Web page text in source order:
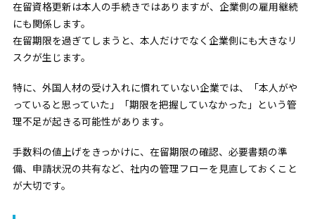
在留資格更新は本人の手続きではありますが、企業側の雇用継続
にも関係します。
在留期限を過ぎてしまうと、本人だけでなく企業側にも大きなリ
スクが生じます。
特に、外国人材の受け入れに慣れていない企業では、「本人がや
っていると思っていた」「期限を把握していなかった」という管
理不足が起きる可能性があります。
手数料の値上げをきっかけに、在留期限の確認、必要書類の準
備、申請状況の共有など、社内の管理フローを見直しておくこと
が大切です。